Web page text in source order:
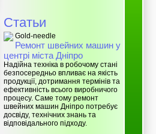
Статьи
Gold-needle
Ремонт швейних машин у
центрі міста Дніпро
Надійна техніка в робочому стані
безпосередньо впливає на якість
продукції, дотримання термінів та
ефективність всього виробничого
процесу. Саме тому ремонт
швейних машин Дніпро потребує
досвіду, технічних знань та
відповідального підходу.